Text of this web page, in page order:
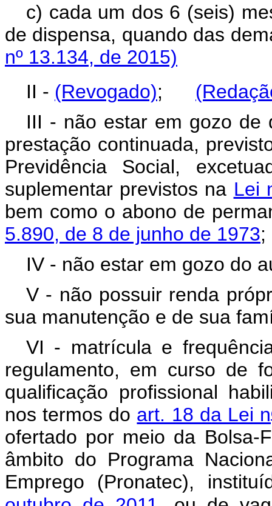
c) cada um dos 6 (seis)
de dispensa, quando das
nº 13.134, de 2015)
II - (Revogado);
III - não estar em gozo de
prestação continuada,
Previdência Social,
suplementar previstos na Lei
bem como o abono de
5.890, de 8 de junho de 1973;
IV - não estar em gozo do
V - não possuir renda
sua manutenção e de sua
VI - matrícula e
regulamento, em curso de
qualificação profissional
nos termos do art. 18 da Lei n
ofertado por meio da Bolsa-
âmbito do Programa
Emprego (Pronatec),